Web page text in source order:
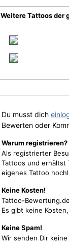
Weitere Tattoos der
Du musst dich
Bewerten oder
Warum registrieren?
Als registrierter
Tattoos und erhältst
eigenes Tattoo
Keine Kosten!
Tattoo-
Es gibt keine
Keine Spam!
Wir senden Dir